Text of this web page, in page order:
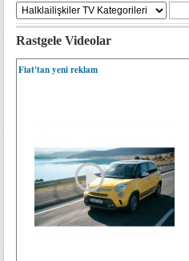
Rastgele Videolar
Fiat'tan yeni reklam